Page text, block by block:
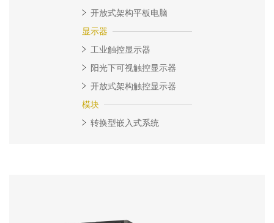
开放式架构平板电脑
显示器
工业触控显示器
阳光下可视触控显示器
开放式架构触控显示器
模块
转换型嵌入式系统